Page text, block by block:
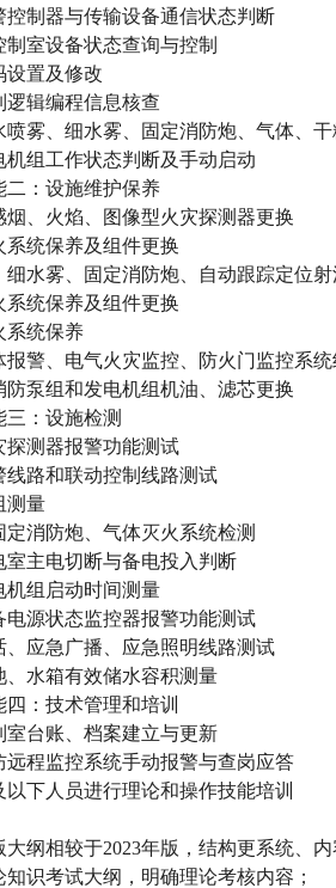
控制器与传输设备通信状态判断
制室设备状态查询与控制
设置及修改
逻辑编程信息核查
喷雾、细水雾、固定消防炮、气体、
机组工作状态判断及手动启动
二：设施维护保养
烟、火焰、图像型火灾探测器更换
系统保养及组件更换
细水雾、固定消防炮、自动跟踪定位
系统保养及组件更换
系统保养
报警、电气火灾监控、防火门监控系
防泵组和发电机组机油、滤芯更换
三：设施检测
探测器报警功能测试
线路和联动控制线路测试
测量
定消防炮、气体灭火系统检测
室主电切断与备电投入判断
机组启动时间测量
电源状态监控器报警功能测试
、应急广播、应急照明线路测试
、水箱有效储水容积测量
四：技术管理和培训
室台账、档案建立与更新
远程监控系统手动报警与查岗应答
以下人员进行理论和操作技能培训
大纲相较于2023年版，结构更系统、
知识考试大纲，明确理论考核内容；